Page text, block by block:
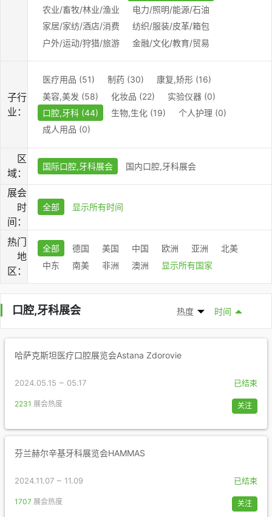
农业/畜牧/林业/渔业
电力/照明/能源/石油
家居/家纺/酒店/消费
纺织/服装/皮革/箱包
户外/运动/狩猎/旅游
金融/文化/教育/贸易
子行
业：
医疗用品 (51) 制药 (30)
康复,矫形 (16)
美容,美发 (58)
化妆品 (22)
实验仪器 (0)
口腔,牙科 (44)
生物,生化 (19)
个人护理 (0)
成人用品 (0)
区
域：
国际口腔,牙科展会 国内口腔,牙科展会
展会
时
间：
全部 显示所有时间
热门
地
区：
全部 德国 美国 中国 欧洲 亚洲
北美
中东
南美 非洲 澳洲 显示所有国家
口腔,牙科展会 热度 时间
哈萨克斯坦医疗口腔展览会Astana Zdorovie
2024.05.15 ~ 05.17 已结束
2231 展会热度 关注
芬兰赫尔辛基牙科展览会HAMMAS
2024.11.07 ~ 11.09 已结束
1707 展会热度 关注